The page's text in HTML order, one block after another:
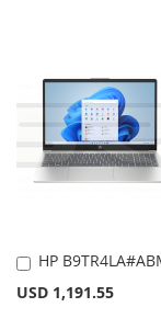
HP
USD 1,191.55
Añadir
al
carrito